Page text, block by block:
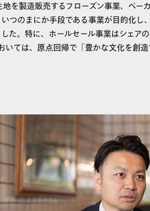
を製造販売するフローズン事業、ベ
つのまにか手段である事業が目的化
した。特に、ホールセール事業はシェ
いては、原点回帰で「豊かな文化を創